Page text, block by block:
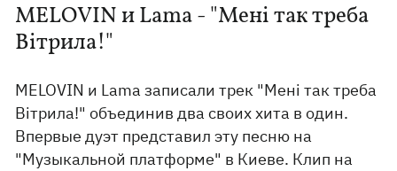
MELOVIN и Lama - "Мені так треба
Вітрила!"
MELOVIN и Lama записали трек "Мені так треба
Вітрила!" объединив два своих хита в один.
Впервые дуэт представил эту песню на
"Музыкальной платформе" в Киеве. Клип на